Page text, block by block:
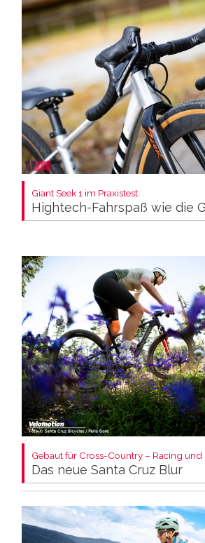
Giant Seek 1 im Praxistest:
Hightech-Fahrspaß wie die
Gebaut für Cross-Country – Racing und
Das neue Santa Cruz Blur